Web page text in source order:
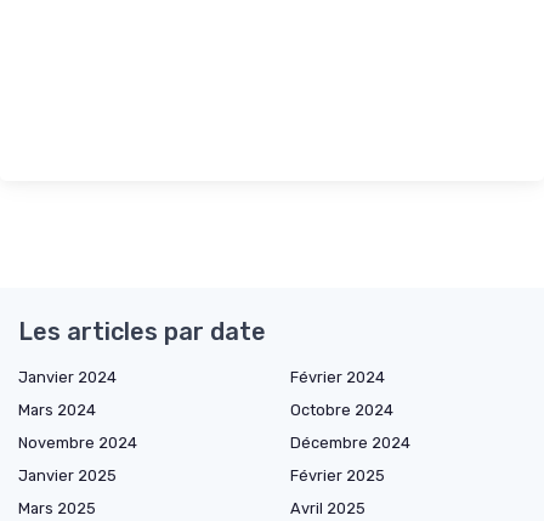
Les articles par date
Janvier 2024
Février 2024
Mars 2024
Octobre 2024
Novembre 2024
Décembre 2024
Janvier 2025
Février 2025
Mars 2025
Avril 2025